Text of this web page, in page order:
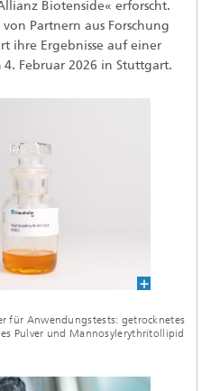
Biotenside« erforscht.
Partnern aus Forschung
ihre Ergebnisse auf einer
4. Februar 2026 in Stuttgart.
für Anwendungstests: getrocknetes
Pulver und Mannosylerythritollipid